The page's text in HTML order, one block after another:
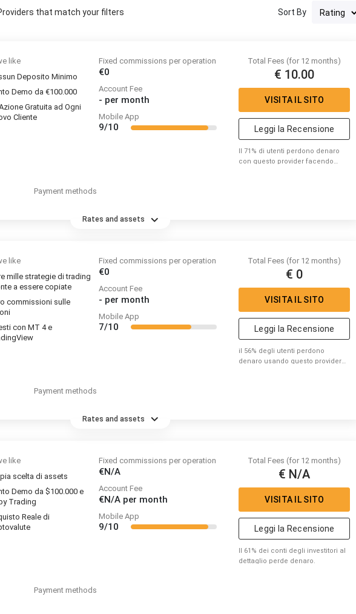
Sort By
that match your filters
like
Deposito Minimo
Demo da €100.000
Gratuita ad Ogni
Cliente
Fixed commissions per operation
€0
Account Fee
- per month
Mobile App
9/10
Payment methods
Total Fees (for 12 months)
€ 10.00
VISITA IL SITO
Leggi la Recensione
Il 71% di utenti perdono denaro
con questo provider facendo
Rates and assets
like
mille strategie di trading
a essere copiate
commissioni sulle
con MT 4 e
Fixed commissions per operation
€0
Account Fee
- per month
Mobile App
7/10
Payment methods
Total Fees (for 12 months)
€ 0
VISITA IL SITO
Leggi la Recensione
il 56% degli utenti perdono
denaro usando questo provider
Rates and assets
like
scelta di assets
Demo da $100.000 e
Trading
Reale di
Fixed commissions per operation
€N/A
Account Fee
€N/A per month
Mobile App
9/10
Payment methods
Total Fees (for 12 months)
€ N/A
VISITA IL SITO
Leggi la Recensione
Il 61% dei conti degli investitori al
dettaglio perde denaro.